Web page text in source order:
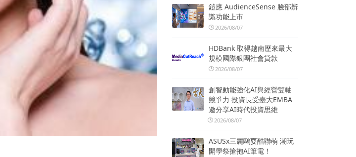
鎧應 AudienceSense 臉部辨
識功能上市
2026/08/07
HDBank 取得越南歷來最大
規模國際銀團社會貸款
2026/08/07
創智動能強化AI與經營雙軸
競爭力 投資長受臺大EMBA
邀分享AI時代投資思維
2026/08/07
ASUSx三麗鷗耍酷聯萌 潮玩
開學祭搶抱AI筆電！